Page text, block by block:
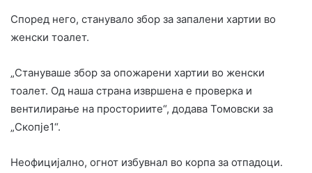
Според него, станувало збор за запалени хартии во
женски тоалет.
„Стануваше збор за опожарени хартии во женски
тоалет. Од наша страна извршена е проверка и
вентилирање на просториите“, додава Томовски за
„Скопје1“.
Неофицијално, огнот избувнал во корпа за отпадоци.